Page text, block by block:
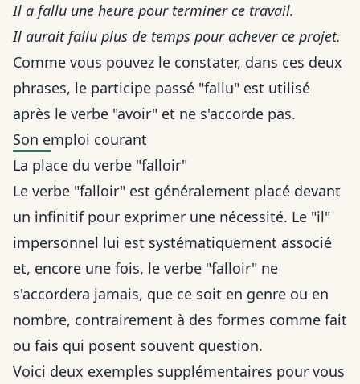
Il a fallu une heure pour terminer ce travail.
Il aurait fallu plus de temps pour achever ce projet.
Comme vous pouvez le constater, dans ces deux
phrases, le participe passé "fallu" est utilisé
après le verbe "avoir" et ne s'accorde pas.
Son emploi courant
La place du verbe "falloir"
Le verbe "falloir" est généralement placé devant
un infinitif pour exprimer une nécessité. Le "il"
impersonnel lui est systématiquement associé
et, encore une fois, le verbe "falloir" ne
s'accordera jamais, que ce soit en genre ou en
nombre, contrairement à des formes comme fait
ou fais qui posent souvent question.
Voici deux exemples supplémentaires pour vous